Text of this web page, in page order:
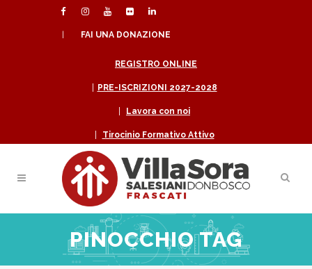
FAI UNA DONAZIONE
REGISTRO ONLINE
PRE-ISCRIZIONI 2027-2028
Lavora con noi
Tirocinio Formativo Attivo
PINOCCHIO TAG